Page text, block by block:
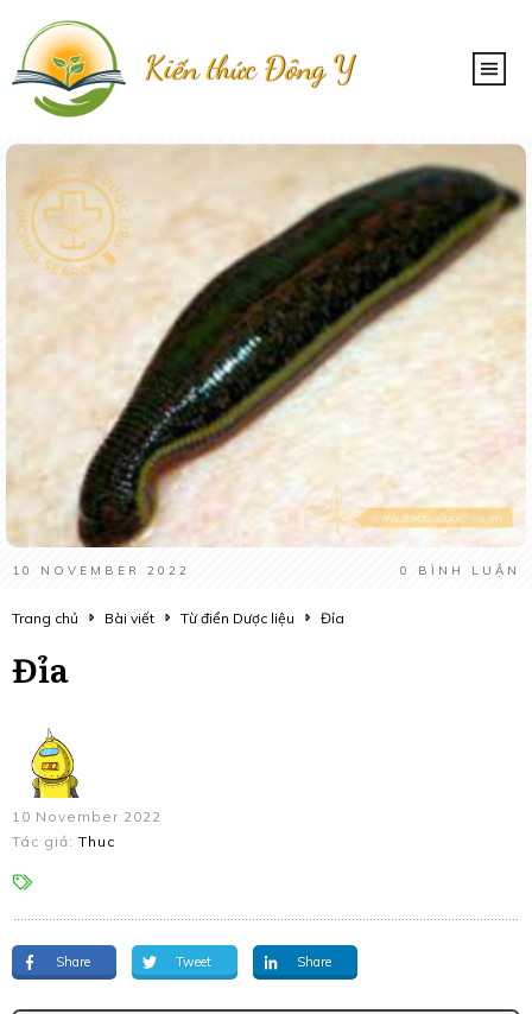
Kiến thức Đông Y
10 NOVEMBER 2022 0 BÌNH LUẬN
Trang chủ Bài viết Từ điển Dược liệu Đỉa
Đỉa
10 November 2022
Tác giả: Thuc
Share Tweet Share